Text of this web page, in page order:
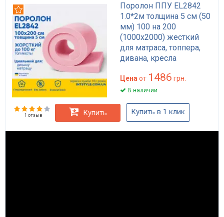
Поролон ППУ EL2842
1.0*2м толщина 5 см (50
мм) 100 на 200
(1000х2000) жесткий
для матраса, топпера,
дивана, кресла
Цена от 1486 грн.
В наличии
1 отзыв Купить Купить в 1 клик